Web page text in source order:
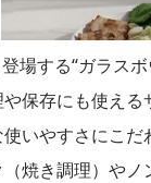
場する“ガラス
保存にも使え
いやすさにこ
焼き調理）や